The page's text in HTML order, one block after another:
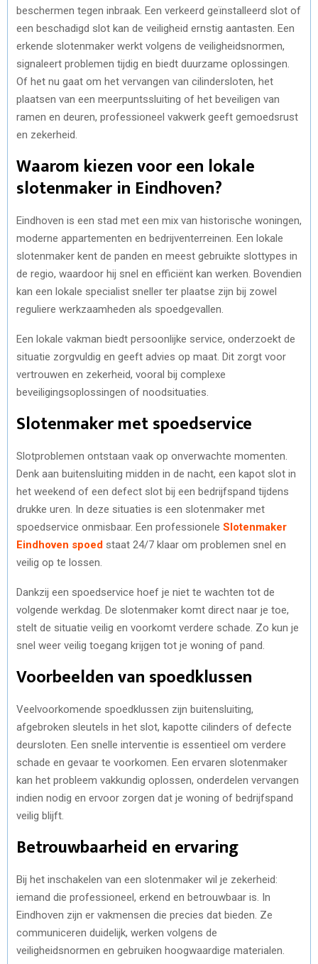
beschermen tegen inbraak. Een verkeerd geïnstalleerd slot of
een beschadigd slot kan de veiligheid ernstig aantasten. Een
erkende slotenmaker werkt volgens de veiligheidsnormen,
signaleert problemen tijdig en biedt duurzame oplossingen.
Of het nu gaat om het vervangen van cilindersloten, het
plaatsen van een meerpuntssluiting of het beveiligen van
ramen en deuren, professioneel vakwerk geeft gemoedsrust
en zekerheid.
Waarom kiezen voor een lokale
slotenmaker in Eindhoven?
Eindhoven is een stad met een mix van historische woningen,
moderne appartementen en bedrijventerreinen. Een lokale
slotenmaker kent de panden en meest gebruikte slottypes in
de regio, waardoor hij snel en efficiënt kan werken. Bovendien
kan een lokale specialist sneller ter plaatse zijn bij zowel
reguliere werkzaamheden als spoedgevallen.
Een lokale vakman biedt persoonlijke service, onderzoekt de
situatie zorgvuldig en geeft advies op maat. Dit zorgt voor
vertrouwen en zekerheid, vooral bij complexe
beveiligingsoplossingen of noodsituaties.
Slotenmaker met spoedservice
Slotproblemen ontstaan vaak op onverwachte momenten.
Denk aan buitensluiting midden in de nacht, een kapot slot in
het weekend of een defect slot bij een bedrijfspand tijdens
drukke uren. In deze situaties is een slotenmaker met
spoedservice onmisbaar. Een professionele Slotenmaker
Eindhoven spoed staat 24/7 klaar om problemen snel en
veilig op te lossen.
Dankzij een spoedservice hoef je niet te wachten tot de
volgende werkdag. De slotenmaker komt direct naar je toe,
stelt de situatie veilig en voorkomt verdere schade. Zo kun je
snel weer veilig toegang krijgen tot je woning of pand.
Voorbeelden van spoedklussen
Veelvoorkomende spoedklussen zijn buitensluiting,
afgebroken sleutels in het slot, kapotte cilinders of defecte
deursloten. Een snelle interventie is essentieel om verdere
schade en gevaar te voorkomen. Een ervaren slotenmaker
kan het probleem vakkundig oplossen, onderdelen vervangen
indien nodig en ervoor zorgen dat je woning of bedrijfspand
veilig blijft.
Betrouwbaarheid en ervaring
Bij het inschakelen van een slotenmaker wil je zekerheid:
iemand die professioneel, erkend en betrouwbaar is. In
Eindhoven zijn er vakmensen die precies dat bieden. Ze
communiceren duidelijk, werken volgens de
veiligheidsnormen en gebruiken hoogwaardige materialen.